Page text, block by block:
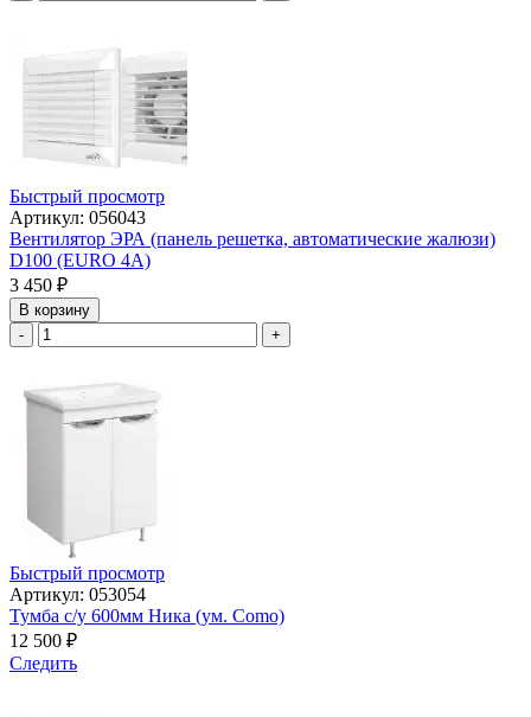
Быстрый просмотр
Артикул: 056043
Вентилятор ЭРА (панель решетка, автоматические жалюзи)
D100 (EURO 4A)
3 450 ₽
В корзину
-
+
Быстрый просмотр
Артикул: 053054
Тумба с/у 600мм Ника (ум. Como)
12 500 ₽
Следить